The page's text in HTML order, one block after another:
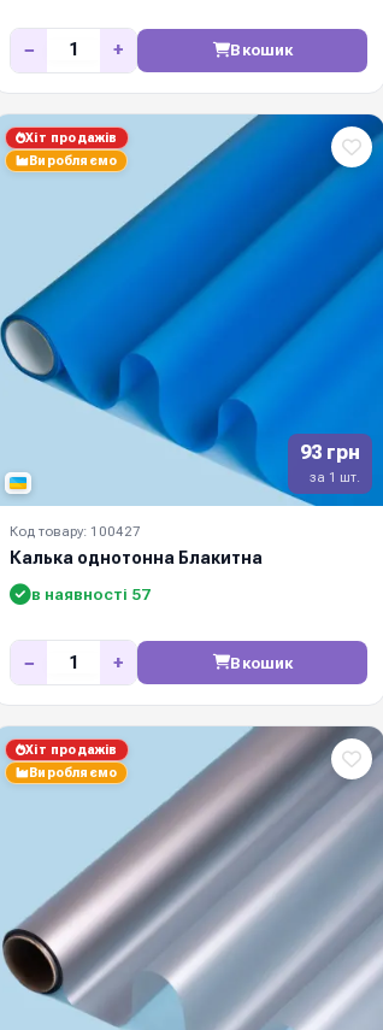
− + В кошик
93 грн
за 1 шт.
Хіт продажів
Виробляємо
Код товару: 100427
Калька однотонна Блакитна
в наявності 57
− + В кошик
Хіт продажів
Виробляємо